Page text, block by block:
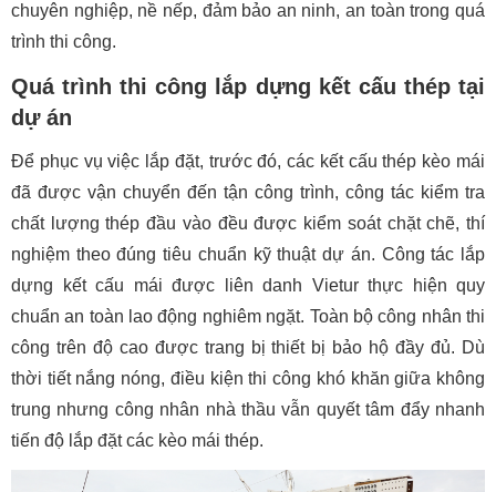
chuyên nghiệp, nề nếp, đảm bảo an ninh, an toàn trong quá
trình thi công.
Quá trình thi công lắp dựng kết cấu thép tại
dự án
Để phục vụ việc lắp đặt, trước đó, các kết cấu thép kèo mái
đã được vận chuyển đến tận công trình, công tác kiểm tra
chất lượng thép đầu vào đều được kiểm soát chặt chẽ, thí
nghiệm theo đúng tiêu chuẩn kỹ thuật dự án. Công tác lắp
dựng kết cấu mái được liên danh Vietur thực hiện quy
chuẩn an toàn lao động nghiêm ngặt. Toàn bộ công nhân thi
công trên độ cao được trang bị thiết bị bảo hộ đầy đủ. Dù
thời tiết nắng nóng, điều kiện thi công khó khăn giữa không
trung nhưng công nhân nhà thầu vẫn quyết tâm đẩy nhanh
tiến độ lắp đặt các kèo mái thép.